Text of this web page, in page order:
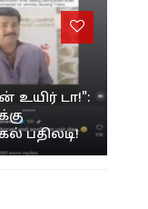
டா!":
பதிலடி!